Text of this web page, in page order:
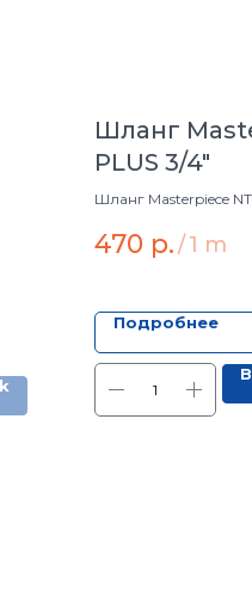
Шланг
PLUS 3/4"
Шланг Masterpiece
470 р./1 m
Подробнее